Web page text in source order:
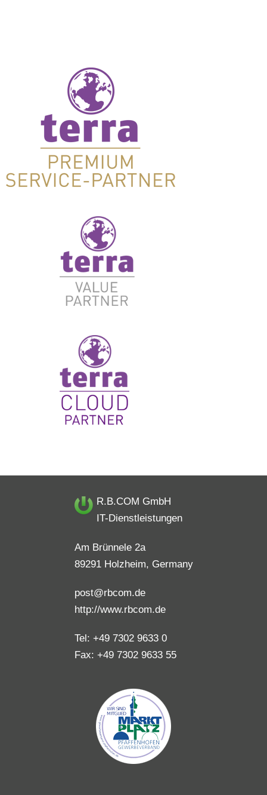
R.B.COM GmbH
IT-Dienstleistungen
Am Brünnele 2a
89291 Holzheim, Germany
post@rbcom.de
http://www.rbcom.de
Tel: +49 7302 9633 0
Fax: +49 7302 9633 55